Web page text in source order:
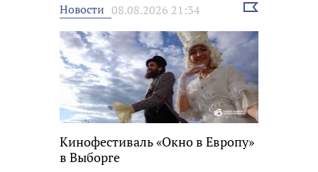
Новости 08.08.2026 21:34
Выбрать
Кинофестиваль «Окно в Европу»
в Выборге